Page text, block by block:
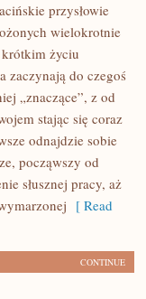
przysłowie
wielokrotnie
życiu
zaczynają do czegoś
„znaczące”, z od
stając się coraz
odnajdzie sobie
począwszy od
słusznej pracy, aż
[ Read
CONTINUE